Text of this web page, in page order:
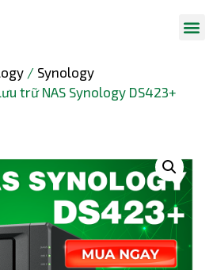
/ Synology
trữ NAS Synology DS423+